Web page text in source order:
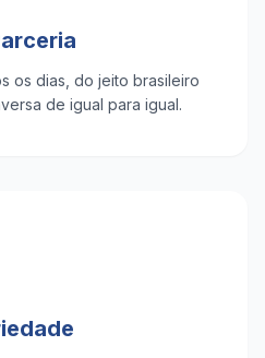
os dias, do jeito brasileiro
de igual para igual.